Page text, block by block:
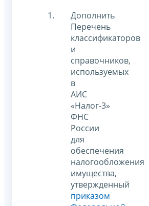
Дополнить
Перечень
классификаторов
и
справочников,
используемых
в
АИС
«Налог-3»
ФНС
России
для
обеспечения
налогообложения
имущества,
утвержденный
приказом